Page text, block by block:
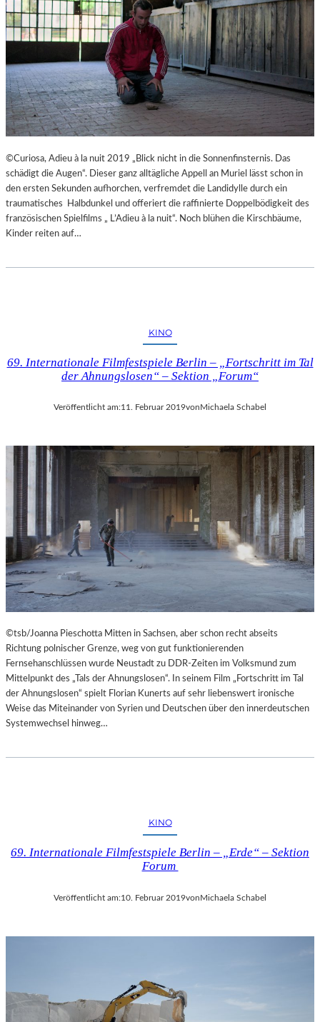
©Curiosa, Adieu à la nuit 2019 „Blick nicht in die Sonnenfinsternis. Das
schädigt die Augen“. Dieser ganz alltägliche Appell an Muriel lässt schon in
den ersten Sekunden aufhorchen, verfremdet die Landidylle durch ein
traumatisches Halbdunkel und offeriert die raffinierte Doppelbödigkeit des
französischen Spielfilms „ L’Adieu à la nuit“. Noch blühen die Kirschbäume,
Kinder reiten auf…
KINO
69. Internationale Filmfestspiele Berlin – „Fortschritt im Tal
der Ahnungslosen“ – Sektion „Forum“
Veröffentlicht am:11. Februar 2019vonMichaela Schabel
©tsb/Joanna Pieschotta Mitten in Sachsen, aber schon recht abseits
Richtung polnischer Grenze, weg von gut funktionierenden
Fernsehanschlüssen wurde Neustadt zu DDR-Zeiten im Volksmund zum
Mittelpunkt des „Tals der Ahnungslosen“. In seinem Film „Fortschritt im Tal
der Ahnungslosen“ spielt Florian Kunerts auf sehr liebenswert ironische
Weise das Miteinander von Syrien und Deutschen über den innerdeutschen
Systemwechsel hinweg…
KINO
69. Internationale Filmfestspiele Berlin – „Erde“ – Sektion
Forum
Veröffentlicht am:10. Februar 2019vonMichaela Schabel